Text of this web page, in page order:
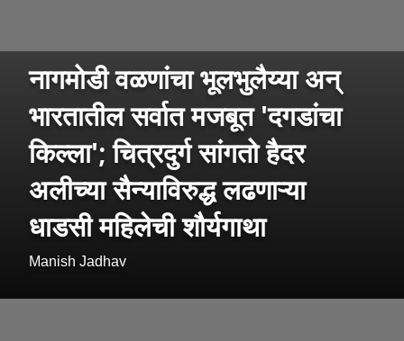
नागमोडी वळणांचा भूलभुलैय्या अन्
भारतातील सर्वात मजबूत 'दगडांचा
किल्ला'; चित्रदुर्ग सांगतो हैदर
अलीच्या सैन्याविरुद्ध लढणाऱ्या
धाडसी महिलेची शौर्यगाथा
Manish Jadhav